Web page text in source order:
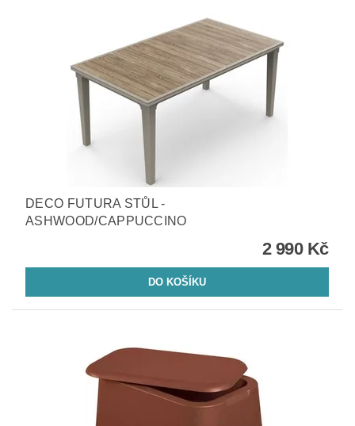
DECO FUTURA STŮL -
ASHWOOD/CAPPUCCINO
2 990 Kč